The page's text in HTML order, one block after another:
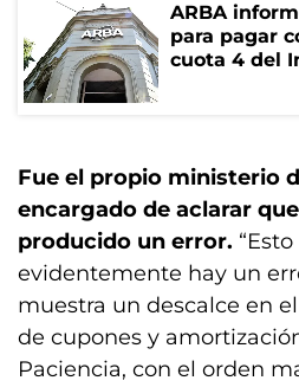
ARBA
para pagar
cuota 4 del
Fue el propio ministerio
encargado de aclarar
producido un error.
evidentemente hay un
muestra un descalce en
de cupones y
Paciencia, con el orden